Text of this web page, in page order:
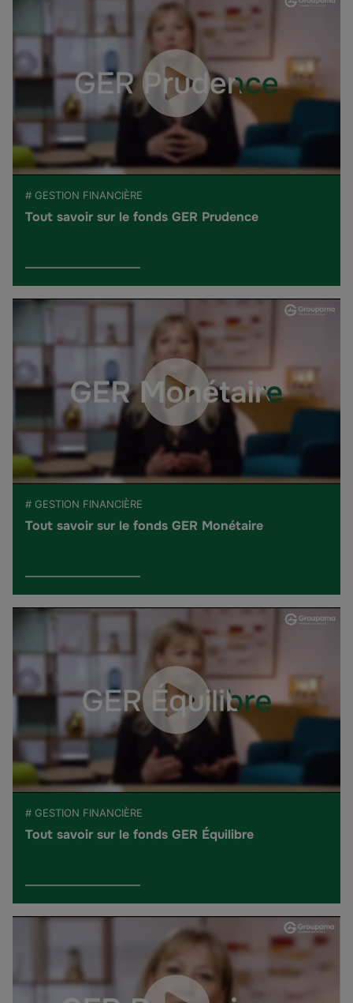
# GESTION FINANCIÈRE
Tout savoir sur le fonds GER Prudence
# GESTION FINANCIÈRE
Tout savoir sur le fonds GER Monétaire
# GESTION FINANCIÈRE
Tout savoir sur le fonds GER Équilibre